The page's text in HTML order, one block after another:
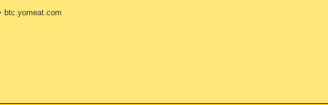
btc.yomeat.com